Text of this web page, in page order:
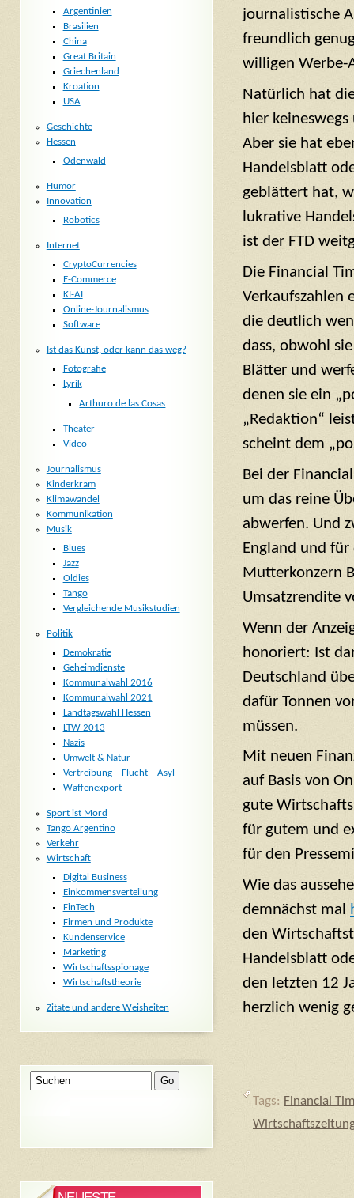
journalistische
freundlich
willigen Werbe-
Natürlich hat
hier
Aber sie hat
Handelsblatt
geblättert hat,
lukrative
ist der FTD
Die Financial
Verkaufszahlen
die deutlich
dass, obwohl
Blätter und
denen sie ein
„Redaktion“
scheint dem
Bei der
um das reine
abwerfen. Und
England und
Mutterkonzern
Umsatzrendite
Wenn der
honoriert: Ist
Deutschland
dafür Tonnen
müssen.
Mit neuen
auf Basis von
gute
für gutem und
für den
Wie das
demnächst mal
den
Handelsblatt
den letzten 12
herzlich wenig
Tags: Financial
Argentinien
Brasilien
China
Great Britain
Griechenland
Kroation
USA
Geschichte
Hessen
Odenwald
Humor
Innovation
Robotics
Internet
CryptoCurrencies
E-Commerce
KI-AI
Online-Journalismus
Software
Ist das Kunst, oder kann das weg?
Fotografie
Lyrik
Arthuro de las Cosas
Theater
Video
Journalismus
Kinderkram
Klimawandel
Kommunikation
Musik
Blues
Jazz
Oldies
Tango
Vergleichende Musikstudien
Politik
Demokratie
Geheimdienste
Kommunalwahl 2016
Kommunalwahl 2021
Landtagswahl Hessen
LTW 2013
Nazis
Umwelt & Natur
Vertreibung – Flucht – Asyl
Waffenexport
Sport ist Mord
Tango Argentino
Verkehr
Wirtschaft
Digital Business
Einkommensverteilung
FinTech
Firmen und Produkte
Kundenservice
Marketing
Wirtschaftsspionage
Wirtschaftstheorie
Zitate und andere Weisheiten